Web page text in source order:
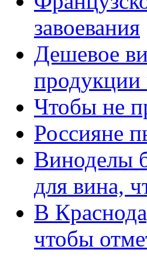
завоевания
Дешевое
Чтобы не
Россияне
Виноделы
для вина,
В
чтобы